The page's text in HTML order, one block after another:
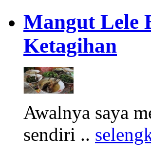
Mangut Lele
Ketagihan
Awalnya saya
sendiri ..